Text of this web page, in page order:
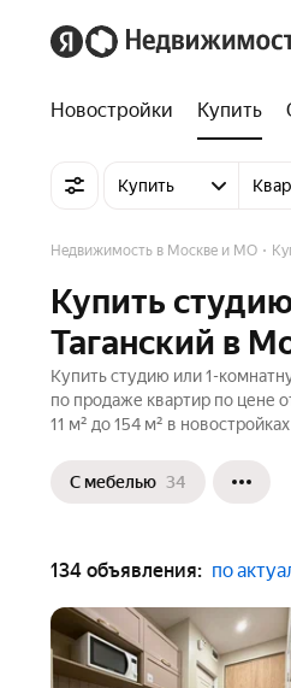
Новостройки Купить
Купить
Недвижимость в Москве и МО
Купить
Таганский в
Купить студию или 1-
по продаже квартир по
11 м² до 154 м² в
С мебелью 34
134 объявления: по